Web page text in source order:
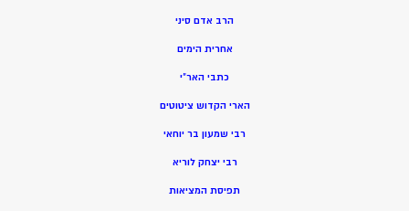
הרב אדם סיני
אחרית הימים
כתבי האר”י
הארי הקדוש ציטוטים
רבי שמעון בר יוחאי
רבי יצחק לוריא
תפיסת המציאות